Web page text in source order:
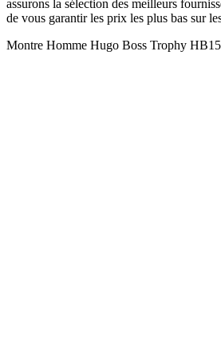
assurons la sélection des meilleurs
de vous garantir les prix les plus bas sur
Montre Homme Hugo Boss Trophy